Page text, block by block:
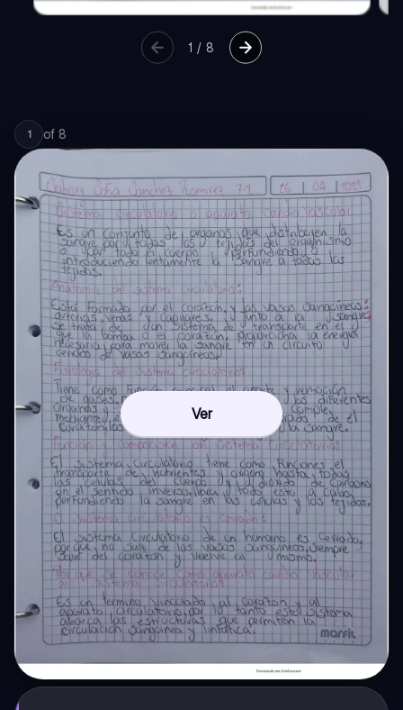
1 / 8
1 of 8
Ver